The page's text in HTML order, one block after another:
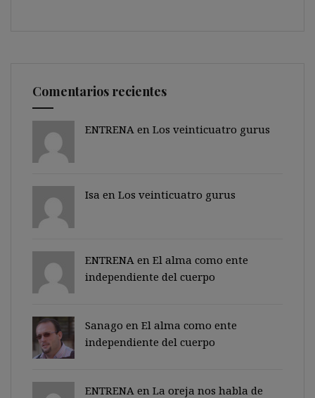
Comentarios recientes
ENTRENA en Los veinticuatro gurus
Isa en Los veinticuatro gurus
ENTRENA en El alma como ente
independiente del cuerpo
Sanago en El alma como ente
independiente del cuerpo
ENTRENA en La oreja nos habla de